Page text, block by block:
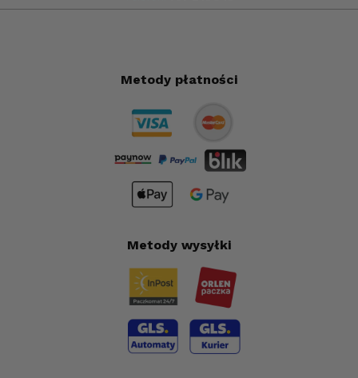
Metody płatności
Metody wysyłki